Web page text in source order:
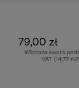
79,00 zł
Wliczona kwota
VAT (14,77